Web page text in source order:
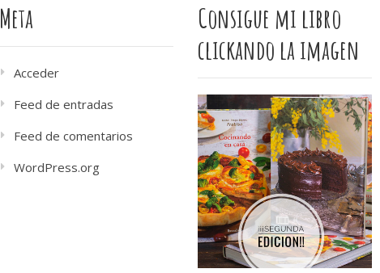
Meta
Acceder
Feed de entradas
Feed de comentarios
WordPress.org
Consigue mi libro
clickando la imagen